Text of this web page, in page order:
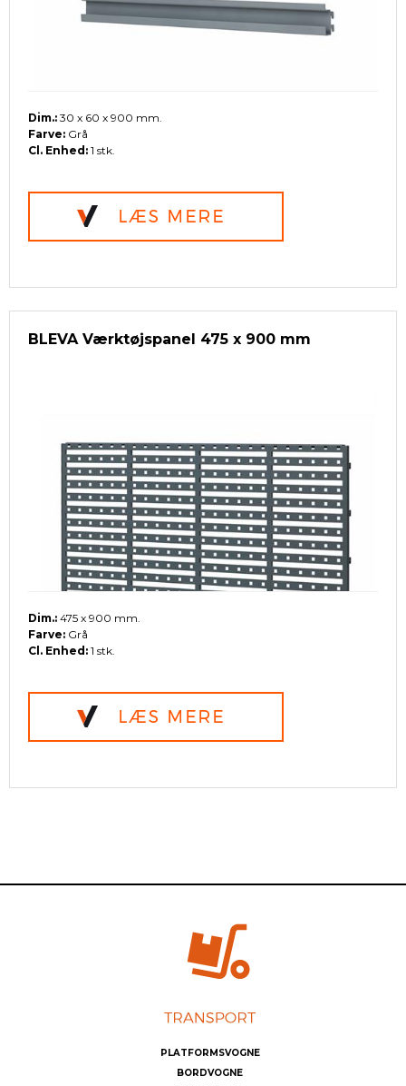
Dim.: 30 x 60 x 900 mm.
Farve: Grå
Cl. Enhed: 1 stk.
BLEVA Værktøjspanel 475 x 900 mm
Dim.: 475 x 900 mm.
Farve: Grå
Cl. Enhed: 1 stk.
PLATFORMSVOGNE
BORDVOGNE